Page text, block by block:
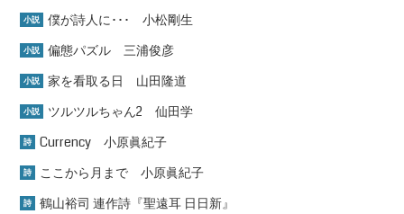
小説 僕が詩人に･･･ 小松剛生
小説 偏態パズル 三浦俊彦
小説 家を看取る日 山田隆道
小説 ツルツルちゃん2 仙田学
詩 Currency 小原眞紀子
詩 ここから月まで 小原眞紀子
詩 鶴山裕司 連作詩『聖遠耳 日日新』